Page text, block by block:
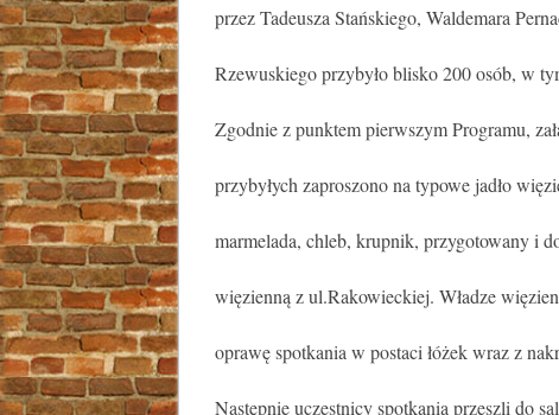
przez Tadeusza Stańskiego, Waldemara
Rzewuskiego przybyło blisko 200 osób, w
Zgodnie z punktem pierwszym Programu,
przybyłych zaproszono na typowe jadło
marmelada, chleb, krupnik, przygotowany i
więzienną z ul.Rakowieckiej. Władze
oprawę spotkania w postaci łóżek wraz z
Następnie uczestnicy spotkania przeszli do